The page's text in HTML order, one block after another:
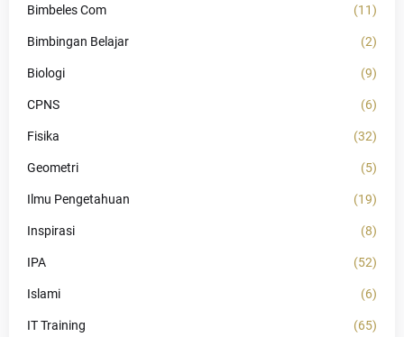
Bimbeles Com (11)
Bimbingan Belajar (2)
Biologi (9)
CPNS (6)
Fisika (32)
Geometri (5)
Ilmu Pengetahuan (19)
Inspirasi (8)
IPA (52)
Islami (6)
IT Training (65)